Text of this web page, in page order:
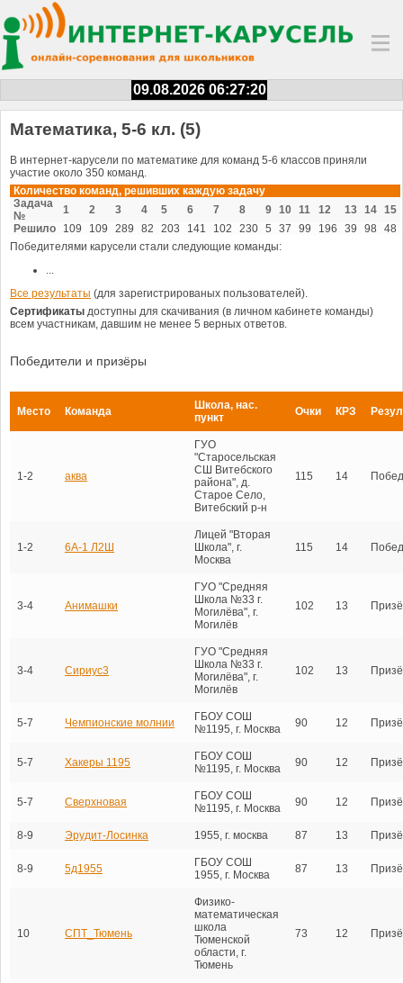
09.08.2026 06:27:20
Математика, 5-6 кл. (5)
В интернет-карусели по математике для команд 5-6 классов приняли
участие около 350 команд.
Количество команд, решивших каждую задачу
Задача
№
1 2 3 4 5 6 7 8 9 10 11 12 13 14
15
Решило
109 109 289 82 203 141 102 230 5 37 99 196 39 98
48
Победителями карусели стали следующие команды:
Все результаты (для зарегистрированых пользователей).
Сертификаты доступны для скачивания (в личном кабинете команды)
всем участникам, давшим не менее 5 верных ответов.
Победители и призёры
Место Команда
Школа, нас.
пункт
Очки КРЗ
1-2 аква
ГУО
"Старосельская
СШ Витебского
района", д.
Старое Село,
Витебский р-н
115 14
1-2 6А-1 Л2Ш
Лицей "Вторая
Школа", г.
Москва
115 14
3-4 Анимашки
ГУО "Средняя
Школа №33 г.
Могилёва", г.
Могилёв
102 13
3-4 Сириус3
ГУО "Средняя
Школа №33 г.
Могилёва", г.
Могилёв
102 13
5-7 Чемпионские молнии
ГБОУ СОШ
№1195, г. Москва
90 12
5-7 Хакеры 1195
ГБОУ СОШ
№1195, г. Москва
90 12
5-7 Сверхновая
ГБОУ СОШ
№1195, г. Москва
90 12
8-9 Эрудит-Лосинка 1955, г. москва 87 13
8-9 5д1955
ГБОУ СОШ
1955, г. Москва
87 13
10 СПТ_Тюмень
Физико-
математическая
школа
Тюменской
области, г.
Тюмень
73 12